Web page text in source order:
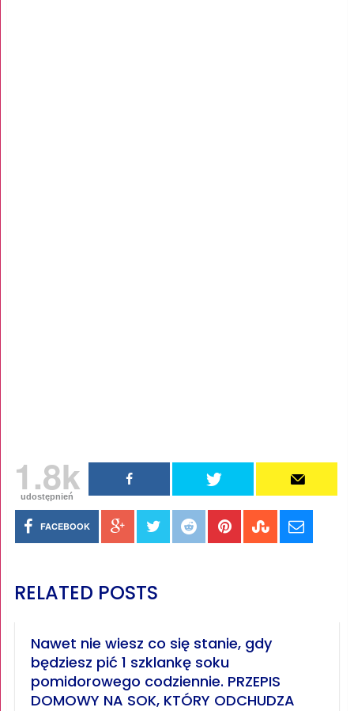
1.8k
udostępnień
FACEBOOK
RELATED POSTS
Nawet nie wiesz co się stanie, gdy
będziesz pić 1 szklankę soku
pomidorowego codziennie. PRZEPIS
DOMOWY NA SOK, KTÓRY ODCHUDZA